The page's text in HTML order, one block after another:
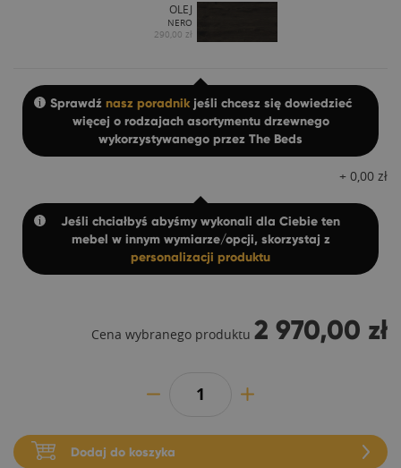
OLEJ
NERO
290,00 zł
Sprawdź nasz poradnikjeśli chcesz się dowiedzieć
więcej o rodzajach asortymentu drzewnego
wykorzystywanego przez The Beds
+ 0,00 zł
Jeśli chciałbyś abyśmy wykonali dla Ciebie ten
mebel w innym wymiarze/opcji, skorzystaj z
personalizacji produktu
Cena wybranego produktu 2 970,00 zł
Dodaj do koszyka